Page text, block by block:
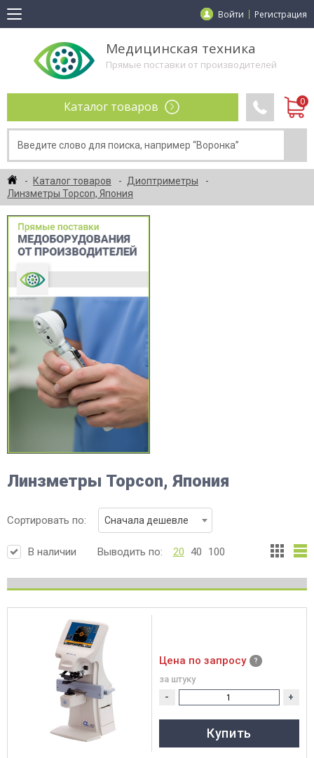
Войти Регистрация
Медицинская техника
Прямые поставки от производителей
Каталог товаров
Каталог товаров
Диоптриметры
Линзметры Topcon, Япония
Линзметры Topcon, Япония
Сортировать по: Сначала дешевле
В наличии Выводить по: 20 40 100
Цена по запросу
за штуку
- +
Купить